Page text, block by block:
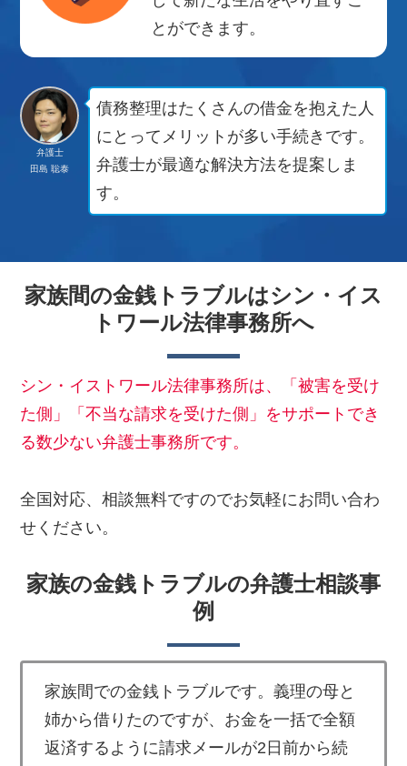
とができます。
弁護士
田島 聡泰
債務整理はたくさんの借金を抱えた人
にとってメリットが多い手続きです。
弁護士が最適な解決方法を提案しま
す。
家族間の金銭トラブルはシン・イス
トワール法律事務所へ
シン・イストワール法律事務所は、「被害を受け
た側」「不当な請求を受けた側」をサポートでき
る数少ない弁護士事務所です。
全国対応、相談無料ですのでお気軽にお問い合わ
せください。
家族の金銭トラブルの弁護士相談事
例
家族間での金銭トラブルです。義理の母と
姉から借りたのですが、お金を一括で全額
返済するように請求メールが2日前から続